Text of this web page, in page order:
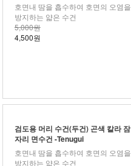
호면내 땀을 흡수하여 호면의 오염을
방지하는 얇은 수건
5,000원
4,500원
검도용 머리 수건(두건) 곤색 칼라 잠
자리 면수건 -Tenugui
호면내 땀을 흡수하여 호면의 오염을
방지하는 얇은 수건